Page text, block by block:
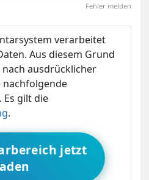
Fehler melden
verarbeitet
Aus diesem Grund
ausdrücklicher
nachfolgende
Es gilt die
.
jetzt